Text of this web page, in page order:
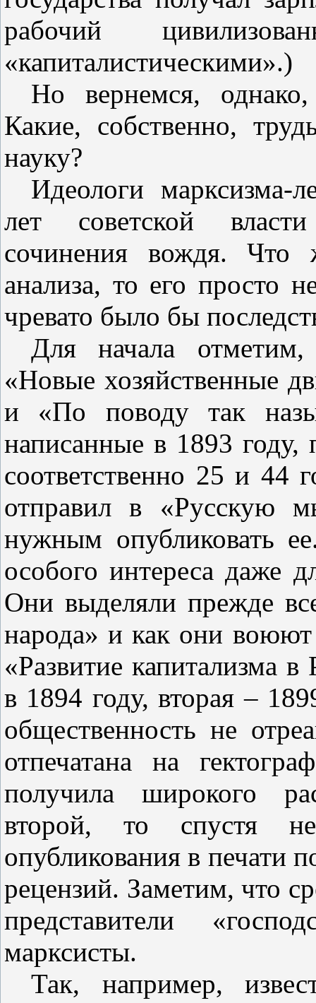
рабочий
«капиталистическими».)
Но вернемся,
Какие, собственно,
науку?
Идеологи
лет советской
сочинения вождя. Что
анализа, то его просто
чревато было бы
Для начала
«Новые хозяйственные
и «По поводу так
написанные в 1893 году,
соответственно 25 и 44
отправил в «Русскую
нужным опубликовать
особого интереса даже
Они выделяли прежде
народа» и как они воюют
«Развитие капитализма
в 1894 году, вторая –
общественность не
отпечатана на
получила широкого
второй, то спустя
опубликования в печати
рецензий. Заметим, что
представители
марксисты.
Так, например,